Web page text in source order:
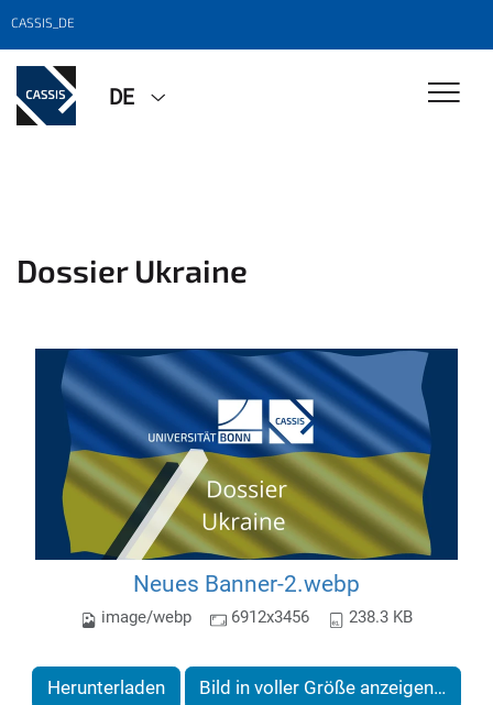
CASSIS_DE
DE
Dossier Ukraine
Neues Banner-2.webp
image/webp 6912x3456 238.3 KB
Herunterladen Bild in voller Größe anzeigen…